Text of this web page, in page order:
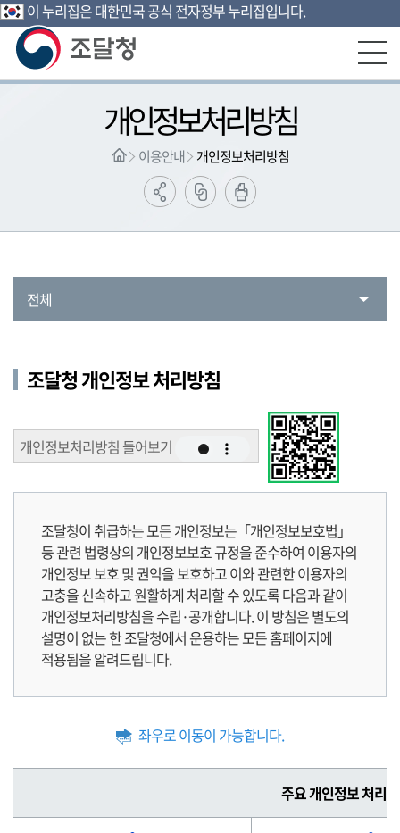
본문영역 바로가기
메인메뉴 바로가기
하단링크 바로가기
이 누리집은 대한민국 공식 전자정부 누리집입니다.
개인정보처리방침
이용안내 개인정보처리방침
전체
조달청 개인정보 처리방침
개인정보처리방침 들어보기
조달청이 취급하는 모든 개인정보는「개인정보보호법」
등 관련 법령상의 개인정보보호 규정을 준수하여 이용자의
개인정보 보호 및 권익을 보호하고 이와 관련한 이용자의
고충을 신속하고 원활하게 처리할 수 있도록 다음과 같이
개인정보처리방침을 수립·공개합니다. 이 방침은 별도의
설명이 없는 한 조달청에서 운용하는 모든 홈페이지에
적용됨을 알려드립니다.
좌우로 이동이 가능합니다.
개
주요 개인정보 처리